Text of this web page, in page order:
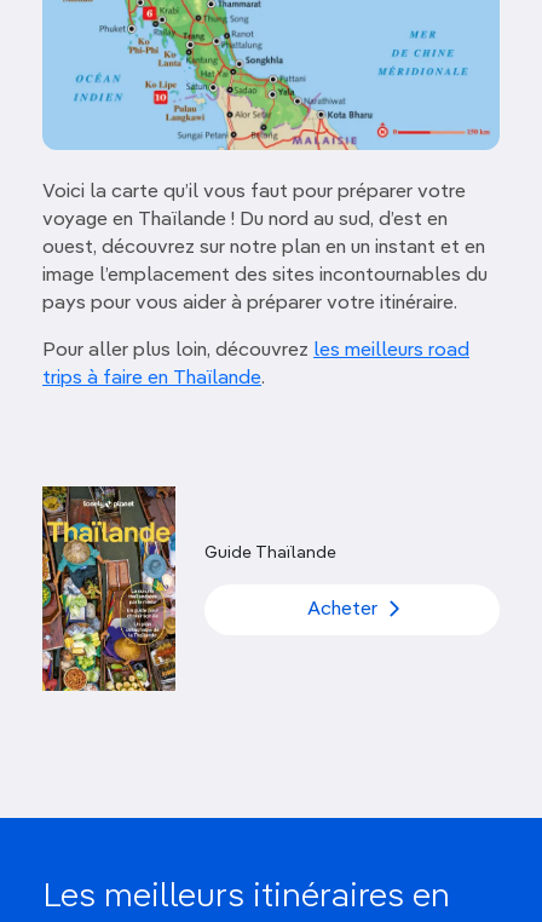
Voici la carte qu’il vous faut pour préparer votre
voyage en Thaïlande ! Du nord au sud, d’est en
ouest, découvrez sur notre plan en un instant et en
image l’emplacement des sites incontournables du
pays pour vous aider à préparer votre itinéraire.
Pour aller plus loin, découvrez les meilleurs road
trips à faire en Thaïlande.
Guide Thaïlande
Acheter
Les meilleurs itinéraires en